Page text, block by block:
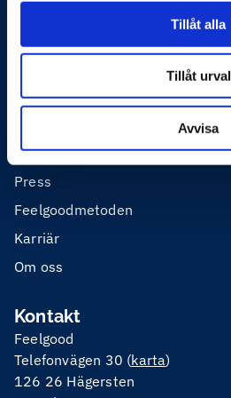
Tillåt alla
Tillåt urval
Avvisa
Våra enheter
Press
Feelgoodmetoden
Karriär
Om oss
Kontakt
Feelgood
Telefonvägen 30 (karta)
126 26 Hägersten